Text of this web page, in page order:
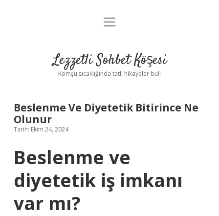
Anasayfa
Yasal Uyarı
menüyü
Lezzetli Sohbet Köşesi
Komşu sıcaklığında tatlı hikayeler bul!
Beslenme Ve Diyetetik Bitirince Ne
Olunur
Tarih: Ekim 24, 2024
Beslenme ve
diyetetik iş imkanı
var mı?